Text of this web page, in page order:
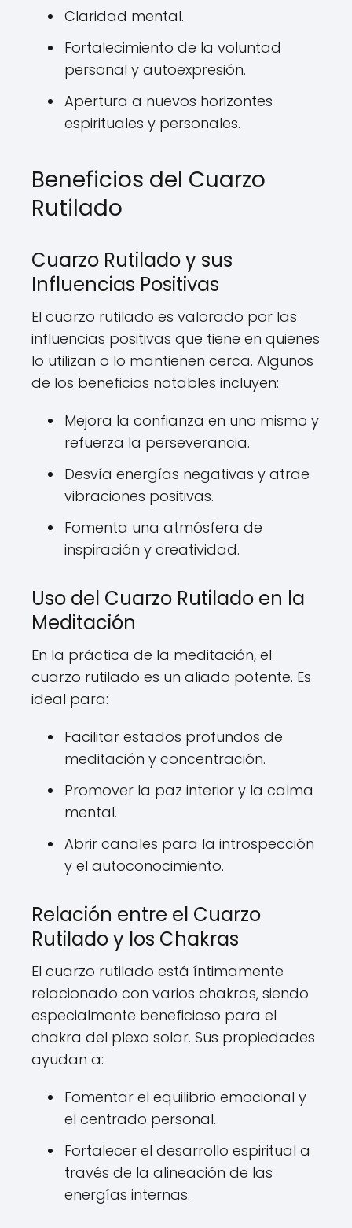
Claridad mental.
Fortalecimiento de la voluntad
personal y autoexpresión.
Apertura a nuevos horizontes
espirituales y personales.
Beneficios del Cuarzo
Rutilado
Cuarzo Rutilado y sus
Influencias Positivas
El cuarzo rutilado es valorado por las
influencias positivas que tiene en quienes
lo utilizan o lo mantienen cerca. Algunos
de los beneficios notables incluyen:
Mejora la confianza en uno mismo y
refuerza la perseverancia.
Desvía energías negativas y atrae
vibraciones positivas.
Fomenta una atmósfera de
inspiración y creatividad.
Uso del Cuarzo Rutilado en la
Meditación
En la práctica de la meditación, el
cuarzo rutilado es un aliado potente. Es
ideal para:
Facilitar estados profundos de
meditación y concentración.
Promover la paz interior y la calma
mental.
Abrir canales para la introspección
y el autoconocimiento.
Relación entre el Cuarzo
Rutilado y los Chakras
El cuarzo rutilado está íntimamente
relacionado con varios chakras, siendo
especialmente beneficioso para el
chakra del plexo solar. Sus propiedades
ayudan a:
Fomentar el equilibrio emocional y
el centrado personal.
Fortalecer el desarrollo espiritual a
través de la alineación de las
energías internas.